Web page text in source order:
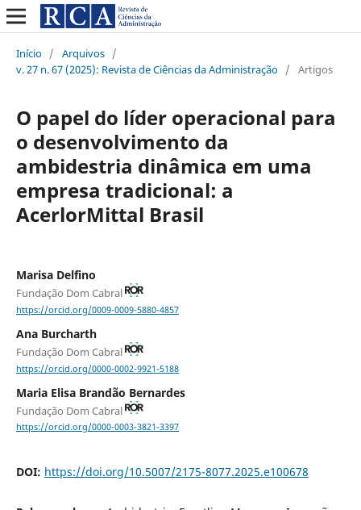
Início / Arquivos /
v. 27 n. 67 (2025): Revista de Ciências da Administração / Artigos
O papel do líder operacional para
o desenvolvimento da
ambidestria dinâmica em uma
empresa tradicional: a
AcerlorMittal Brasil
Marisa Delfino
Fundação Dom Cabral
https://orcid.org/0009-0009-5880-4857
Ana Burcharth
Fundação Dom Cabral
https://orcid.org/0000-0002-9921-5188
Maria Elisa Brandão Bernardes
Fundação Dom Cabral
https://orcid.org/0000-0003-3821-3397
DOI: https://doi.org/10.5007/2175-8077.2025.e100678